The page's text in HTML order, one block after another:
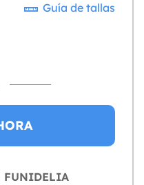
Guía de tallas
FUNIDELIA